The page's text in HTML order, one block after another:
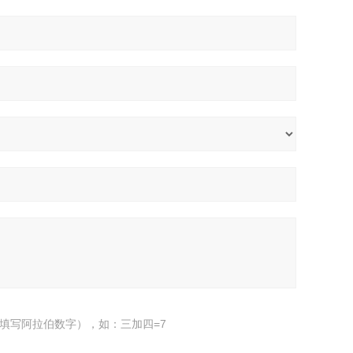
写阿拉伯数字），如：三加四=7